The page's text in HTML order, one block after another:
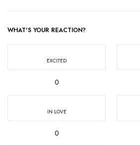
WHAT'S YOUR REACTION?
EXCITED
0
IN LOVE
0